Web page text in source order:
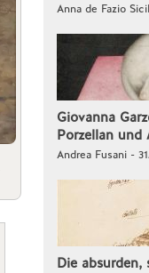
Anna de Fazio
Giovanna
Porzellan und
Andrea Fusani -
Die absurden,